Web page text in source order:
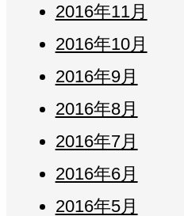
2016年11月
2016年10月
2016年9月
2016年8月
2016年7月
2016年6月
2016年5月